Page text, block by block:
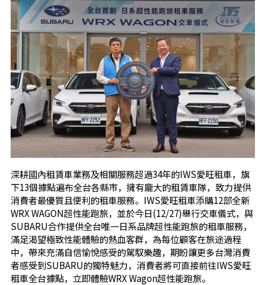
深耕國內租賃車業務及相關服務超過34年的IWS愛旺租車，旗
下13個據點遍布全台各縣市，擁有龐大的租賃車隊，致力提供
消費者最優質且便利的租車服務。IWS愛旺租車添購12部全新
WRX WAGON超性能跑旅，並於今日(12/27)舉行交車儀式，與
SUBARU合作提供全台唯一日系品牌超性能跑旅的租車服務，
滿足渴望極致性能體驗的熱血客群，為每位顧客在旅途過程
中，帶來充滿自信愉悅感受的駕馭樂趣，期盼讓更多台灣消費
者感受到SUBARU的獨特魅力，消費者將可直接前往IWS愛旺
租車全台據點，立即體驗WRX Wagon超性能跑旅。